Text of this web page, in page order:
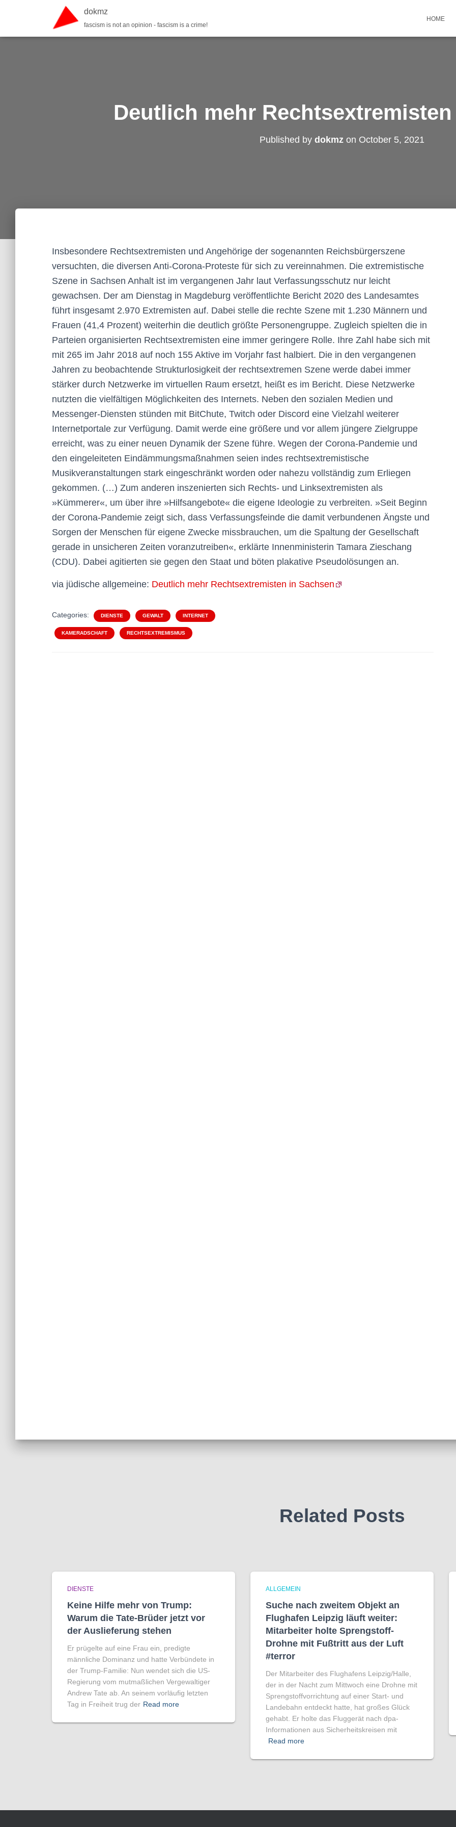
dokmz
fascism is not an opinion - fascism is a crime!
HOME
Deutlich mehr
Published by dokmz on October 5, 2021
Insbesondere Rechtsextremisten und Angehörige der sogenannten Reichsbürgerszene
versuchten, die diversen Anti-Corona-Proteste für sich zu vereinnahmen. Die extremistische
Szene in Sachsen Anhalt ist im vergangenen Jahr laut Verfassungsschutz nur leicht
gewachsen. Der am Dienstag in Magdeburg veröffentlichte Bericht 2020 des Landesamtes
führt insgesamt 2.970 Extremisten auf. Dabei stelle die rechte Szene mit 1.230 Männern und
Frauen (41,4 Prozent) weiterhin die deutlich größte Personengruppe. Zugleich spielten die in
Parteien organisierten Rechtsextremisten eine immer geringere Rolle. Ihre Zahl habe sich mit
mit 265 im Jahr 2018 auf noch 155 Aktive im Vorjahr fast halbiert. Die in den vergangenen
Jahren zu beobachtende Strukturlosigkeit der rechtsextremen Szene werde dabei immer
stärker durch Netzwerke im virtuellen Raum ersetzt, heißt es im Bericht. Diese Netzwerke
nutzten die vielfältigen Möglichkeiten des Internets. Neben den sozialen Medien und
Messenger-Diensten stünden mit BitChute, Twitch oder Discord eine Vielzahl weiterer
Internetportale zur Verfügung. Damit werde eine größere und vor allem jüngere Zielgruppe
erreicht, was zu einer neuen Dynamik der Szene führe. Wegen der Corona-Pandemie und
den eingeleiteten Eindämmungsmaßnahmen seien indes rechtsextremistische
Musikveranstaltungen stark eingeschränkt worden oder nahezu vollständig zum Erliegen
gekommen. (…) Zum anderen inszenierten sich Rechts- und Linksextremisten als
»Kümmerer«, um über ihre »Hilfsangebote« die eigene Ideologie zu verbreiten. »Seit Beginn
der Corona-Pandemie zeigt sich, dass Verfassungsfeinde die damit verbundenen Ängste und
Sorgen der Menschen für eigene Zwecke missbrauchen, um die Spaltung der Gesellschaft
gerade in unsicheren Zeiten voranzutreiben«, erklärte Innenministerin Tamara Zieschang
(CDU). Dabei agitierten sie gegen den Staat und böten plakative Pseudolösungen an.
via jüdische allgemeine: Deutlich mehr Rechtsextremisten in Sachsen
Categories: DIENSTE GEWALT INTERNET
KAMERADSCHAFT RECHTSEXTREMISMUS
Related Posts
DIENSTE
Keine Hilfe mehr von Trump:
Warum die Tate-Brüder jetzt vor
der Auslieferung stehen
Er prügelte auf eine Frau ein, predigte
männliche Dominanz und hatte Verbündete in
der Trump-Familie: Nun wendet sich die US-
Regierung vom mutmaßlichen Vergewaltiger
Andrew Tate ab. An seinem vorläufig letzten
Tag in Freiheit trug der Read more
ALLGEMEIN
Suche nach zweitem Objekt an
Flughafen Leipzig läuft weiter:
Mitarbeiter holte Sprengstoff-
Drohne mit Fußtritt aus der Luft
#terror
Der Mitarbeiter des Flughafens Leipzig/Halle,
der in der Nacht zum Mittwoch eine Drohne mit
Sprengstoffvorrichtung auf einer Start- und
Landebahn entdeckt hatte, hat großes Glück
gehabt. Er holte das Fluggerät nach dpa-
Informationen aus Sicherheitskreisen mit
Read more